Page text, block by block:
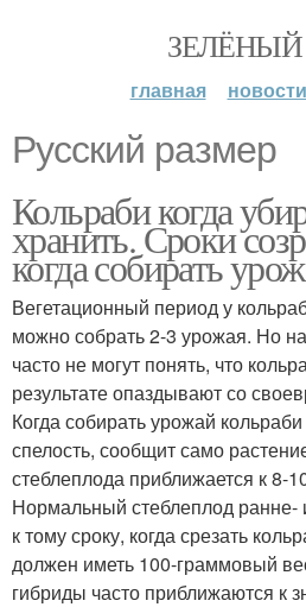
главная новости
Русский размер
Кольраби когда
хранить. Сроки
когда собирать
Вегетационный период у
можно собрать 2-3 урожая. Но
часто не могут понять, что
результате опаздывают со
Когда собирать урожай
спелость, сообщит само
стеблеплода приближается к 8-
Нормальный стеблеплод ранне-
к тому сроку, когда срезать
должен иметь 100-граммовый
гибриды часто приближаются к